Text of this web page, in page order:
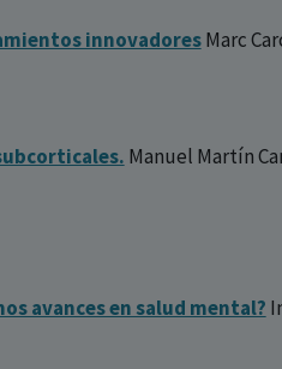
innovadoresMarc
Manuel Martín
avances en salud mental?